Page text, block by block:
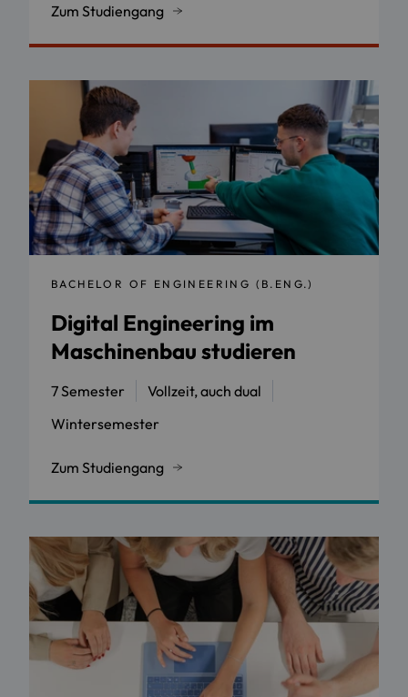
Zum Studiengang
BACHELOR OF ENGINEERING (B.ENG.)
Digital Engineering im
Maschinenbau studieren
7 Semester
Vollzeit, auch dual
Wintersemester
Zum Studiengang